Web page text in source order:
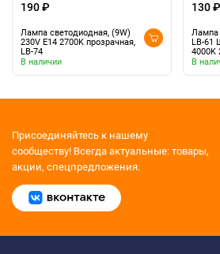
190 ₽
Лампа светодиодная, (9W)
230V E14 2700K прозрачная,
LB-74
В наличии
130 ₽
Лампа
LB-61
4000K
В
Присоединяйтесь к нашему
сообществу! Всегда актуальные: товары,
акции, спецпредложения.